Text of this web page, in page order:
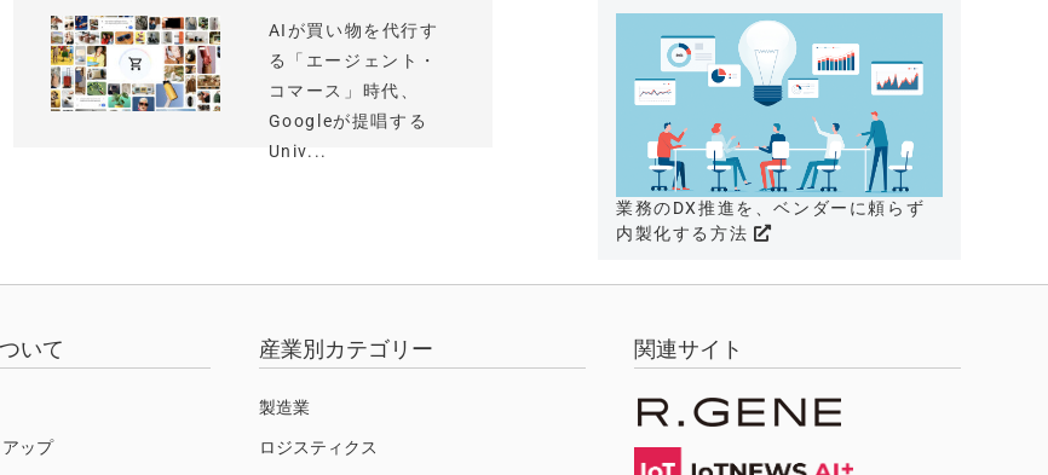
AIが買い物を代行す
る「エージェント・
コマース」時代、
Googleが提唱する
Univ...
業務のDX推進を、ベンダーに頼らず
内製化する方法
いて
ップ
産業別カテゴリー
製造業
ロジスティクス
関連サイト